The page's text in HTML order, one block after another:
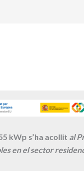
kWp s’ha acollit al
en el sector